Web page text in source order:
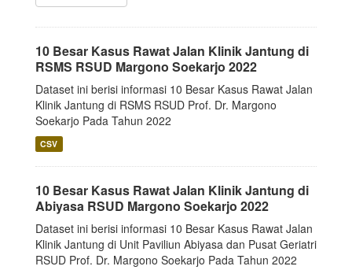
10 Besar Kasus Rawat Jalan Klinik Jantung di
RSMS RSUD Margono Soekarjo 2022
Dataset ini berisi informasi 10 Besar Kasus Rawat Jalan
Klinik Jantung di RSMS RSUD Prof. Dr. Margono
Soekarjo Pada Tahun 2022
CSV
10 Besar Kasus Rawat Jalan Klinik Jantung di
Abiyasa RSUD Margono Soekarjo 2022
Dataset ini berisi informasi 10 Besar Kasus Rawat Jalan
Klinik Jantung di Unit Paviliun Abiyasa dan Pusat Geriatri
RSUD Prof. Dr. Margono Soekarjo Pada Tahun 2022